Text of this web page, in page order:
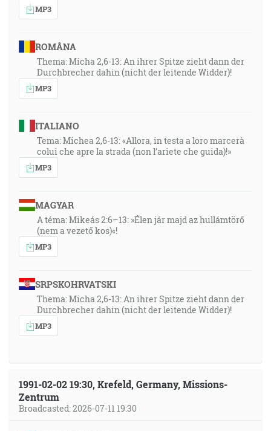
MP3
ROMÂNA
Thema: Micha 2,6-13: An ihrer Spitze zieht dann der
Durchbrecher dahin (nicht der leitende Widder)!
MP3
ITALIANO
Tema: Michea 2,6-13: «Allora, in testa a loro marcerà
colui che apre la strada (non l’ariete che guida)!»
MP3
MAGYAR
A téma: Mikeás 2:6–13: »Élen jár majd az hullámtörő
(nem a vezető kos)«!
MP3
SRPSKOHRVATSKI
Thema: Micha 2,6-13: An ihrer Spitze zieht dann der
Durchbrecher dahin (nicht der leitende Widder)!
MP3
1991-02-02 19:30, Krefeld, Germany, Missions-
Zentrum
Broadcasted: 2026-07-11 19:30